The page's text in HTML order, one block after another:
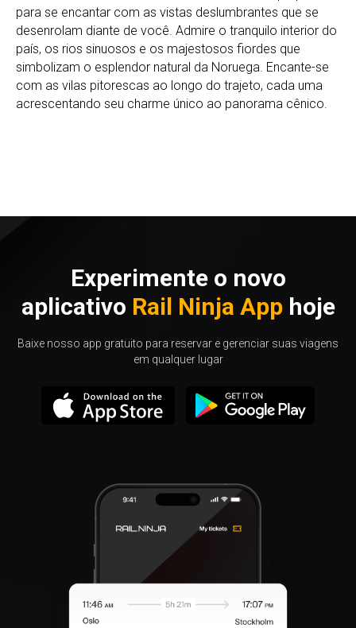
para se encantar com as vistas deslumbrantes que se
desenrolam diante de você. Admire o tranquilo interior do
país, os rios sinuosos e os majestosos fiordes que
simbolizam o esplendor natural da Noruega. Encante-se
com as vilas pitorescas ao longo do trajeto, cada uma
acrescentando seu charme único ao panorama cênico.
Experimente o novo
aplicativo Rail Ninja Apphoje
Baixe nosso app gratuito para reservar e gerenciar suas viagens
em qualquer lugar